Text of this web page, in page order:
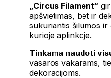
„Circus Filament“
apšvietimas, bet ir
sukuriantis šilumos ir
kurioje aplinkoje.
Tinkama naudoti
vasaros vakarams,
dekoracijoms.